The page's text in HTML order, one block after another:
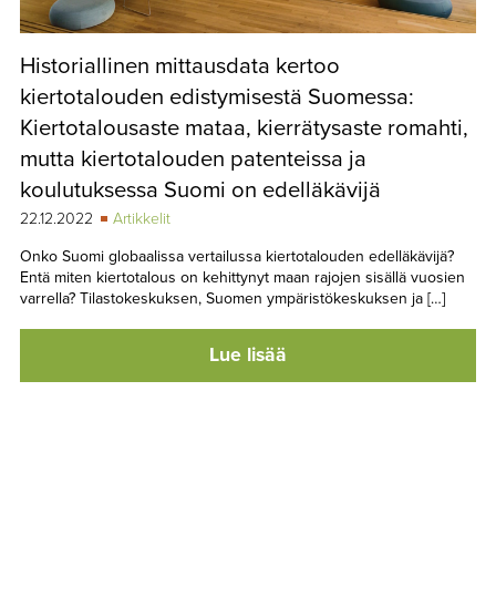
Historiallinen mittausdata kertoo
kiertotalouden edistymisestä Suomessa:
Kiertotalousaste mataa, kierrätysaste romahti,
mutta kiertotalouden patenteissa ja
koulutuksessa Suomi on edelläkävijä
22.12.2022
Artikkelit
Onko Suomi globaalissa vertailussa kiertotalouden edelläkävijä?
Entä miten kiertotalous on kehittynyt maan rajojen sisällä vuosien
varrella? Tilastokeskuksen, Suomen ympäristökeskuksen ja […]
Lue lisää